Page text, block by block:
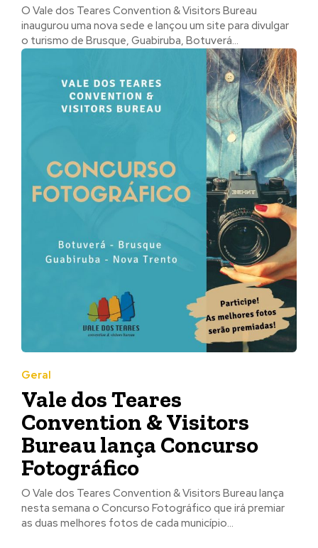
O Vale dos Teares Convention & Visitors Bureau
inaugurou uma nova sede e lançou um site para divulgar
o turismo de Brusque, Guabiruba, Botuverá...
Geral
Vale dos Teares
Convention & Visitors
Bureau lança Concurso
Fotográfico
O Vale dos Teares Convention & Visitors Bureau lança
nesta semana o Concurso Fotográfico que irá premiar
as duas melhores fotos de cada município...